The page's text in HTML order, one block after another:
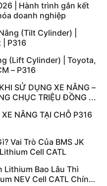
| Hành trình gắn kết
doanh nghiệp
(Tilt Cylinder) |
| P316
(Lift Cylinder) | Toyota,
– P316
SỬ DỤNG XE NÂNG –
CHỤC TRIỆU ĐỒNG ...
NÂNG TẠI CHỖ P316
Vai Trò Của BMS JK
Cell CATL
Lithium Bao Lâu Thì
NEV Cell CATL Chính